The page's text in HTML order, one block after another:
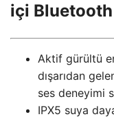
içi
Aktif gürültü
dışarıdan
ses deneyimi
IPX5 suya